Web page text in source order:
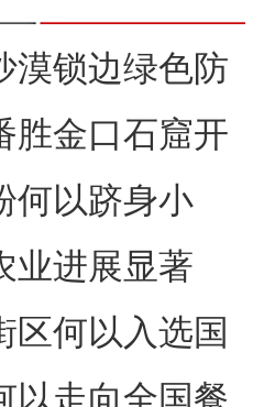
漠锁边绿色防
绿化”到“产
胜金口石窟开
意义？
何以跻身小
业进展显著
区何以入选国
闲街区名单？
以走向全国餐